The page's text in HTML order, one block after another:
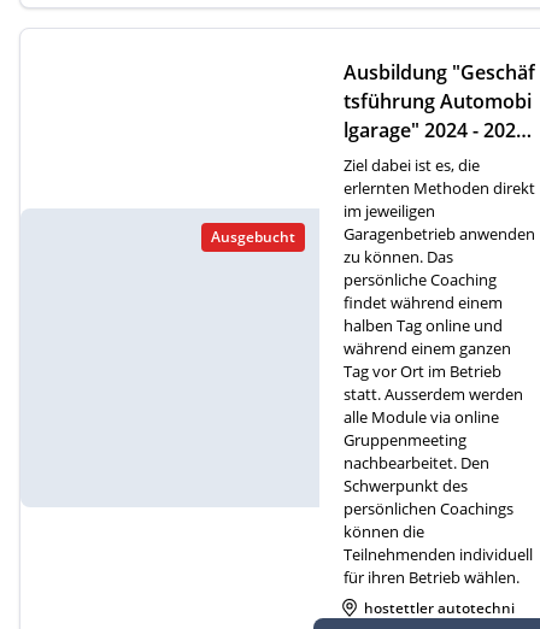
Ausgebucht
Ausbildung "Geschäf
tsführung Automobi
lgarage" 2024 - 2026
(D)
Ziel dabei ist es, die
erlernten Methoden direkt
im jeweiligen
Garagenbetrieb anwenden
zu können. Das
persönliche Coaching
findet während einem
halben Tag online und
während einem ganzen
Tag vor Ort im Betrieb
statt. Ausserdem werden
alle Module via online
Gruppenmeeting
nachbearbeitet. Den
Schwerpunkt des
persönlichen Coachings
können die
Teilnehmenden individuell
für ihren Betrieb wählen.
hostettler autotechni